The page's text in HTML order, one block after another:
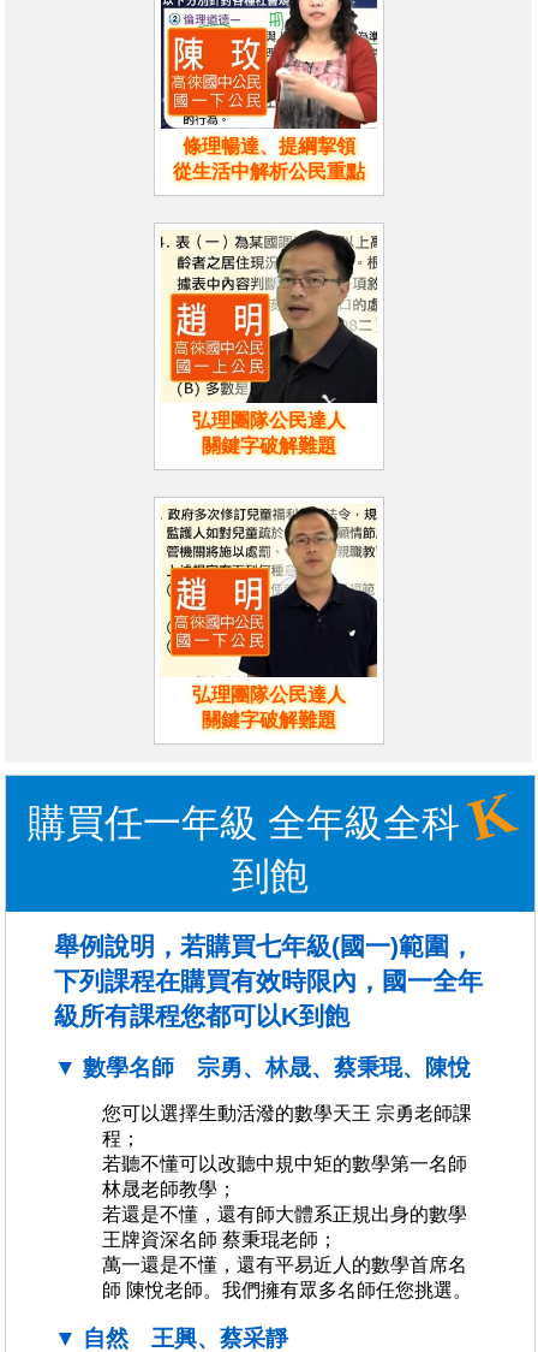
條理暢達、提綱挈領
從生活中解析公民重點
弘理團隊公民達人
關鍵字破解難題
弘理團隊公民達人
關鍵字破解難題
購買任一年級 全年級全科K
到飽
舉例說明，若購買七年級(國一)範圍，
下列課程在購買有效時限內，國一全年
級所有課程您都可以K到飽
▼ 數學名師 宗勇、林晟、蔡秉琨、陳悅
您可以選擇生動活潑的數學天王 宗勇老師課
程；
若聽不懂可以改聽中規中矩的數學第一名師
林晟老師教學；
若還是不懂，還有師大體系正規出身的數學
王牌資深名師 蔡秉琨老師；
萬一還是不懂，還有平易近人的數學首席名
師 陳悅老師。我們擁有眾多名師任您挑選。
▼ 自然 王興、蔡采靜